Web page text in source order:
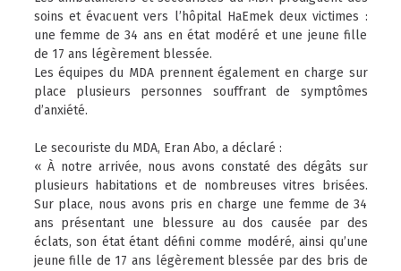
soins et évacuent vers l’hôpital HaEmek deux victimes :
une femme de 34 ans en état modéré et une jeune fille
de 17 ans légèrement blessée.
Les équipes du MDA prennent également en charge sur
place plusieurs personnes souffrant de symptômes
d’anxiété.
Le secouriste du MDA, Eran Abo, a déclaré :
« À notre arrivée, nous avons constaté des dégâts sur
plusieurs habitations et de nombreuses vitres brisées.
Sur place, nous avons pris en charge une femme de 34
ans présentant une blessure au dos causée par des
éclats, son état étant défini comme modéré, ainsi qu’une
jeune fille de 17 ans légèrement blessée par des bris de